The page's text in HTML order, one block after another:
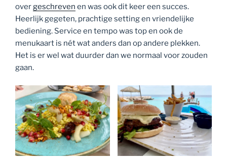
overgeschreven en was ook dit keer een succes.
Heerlijk gegeten, prachtige setting en vriendelijke
bediening. Service en tempo was top en ook de
menukaart is nét wat anders dan op andere plekken.
Het is er wel wat duurder dan we normaal voor zouden
gaan.